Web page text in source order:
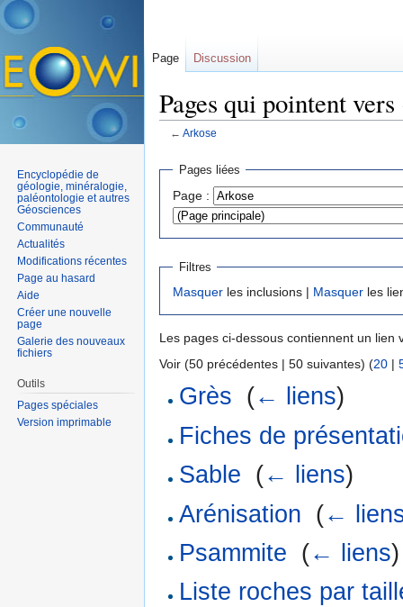
Pages qui pointent
← Arkose
Pages liées
Page :
Filtres
Masquer les inclusions | Masquer les
Les pages ci-dessous contiennent un lien
Voir (50 précédentes | 50 suivantes) (20 |
Grès (← liens)
Fiches de
Sable (← liens)
Arénisation (←
Psammite (← liens)
Liste roches par
Page Discussion
Encyclopédie de
géologie, minéralogie,
paléontologie et autres
Géosciences
Communauté
Actualités
Modifications récentes
Page au hasard
Aide
Créer une nouvelle
page
Galerie des nouveaux
fichiers
Outils
Pages spéciales
Version imprimable